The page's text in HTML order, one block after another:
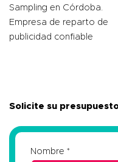
Sampling en Córdoba.
Empresa de reparto de
publicidad confiable
Solicite su
Nombre